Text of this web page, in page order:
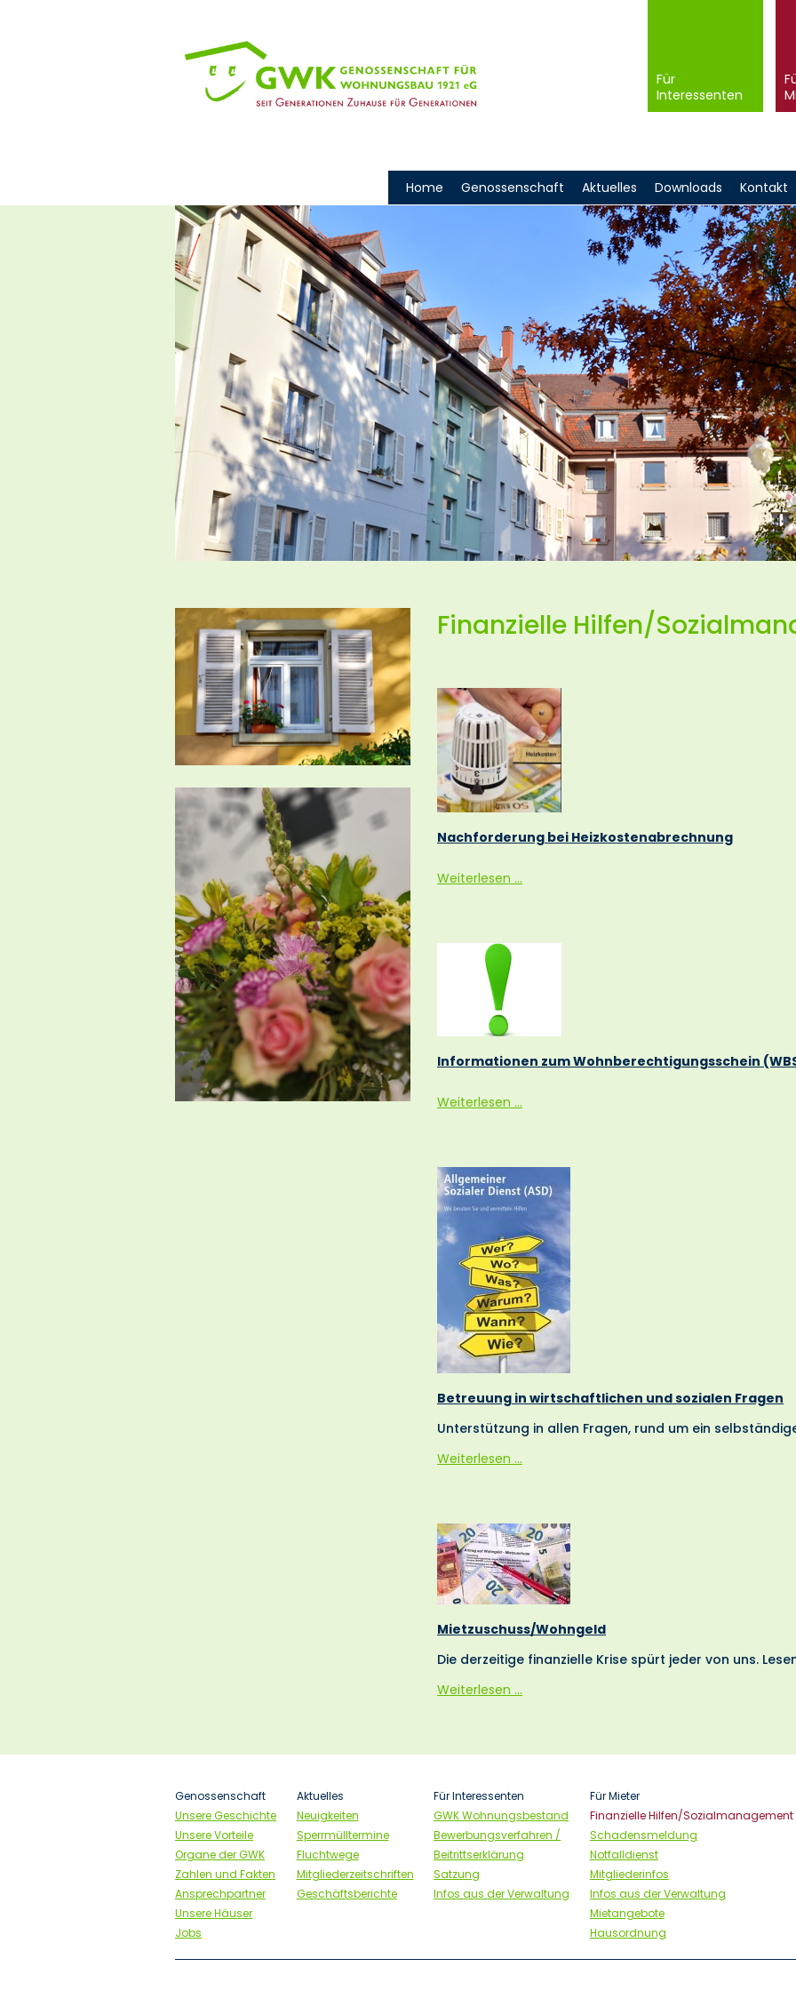
Für
Interessenten
Home Genossenschaft Aktuelles Downloads Kontakt
Finanzielle Hilfen/
Nachforderung bei Heizkostenabrechnung
Weiterlesen …
Informationen zum Wohnberechtigungsschein
Weiterlesen …
Betreuung in wirtschaftlichen und sozialen Fragen
Unterstützung in allen Fragen, rund um ein
Weiterlesen …
sozialen
Fragen
Mietzuschuss/Wohngeld
Die derzeitige finanzielle Krise spürt jeder von uns.
Weiterlesen …
Navigation
Genossenschaft
Unsere Geschichte
Unsere Vorteile
Organe der GWK
Zahlen und Fakten
Ansprechpartner
Unsere Häuser
Jobs
Aktuelles
Neuigkeiten
Sperrmülltermine
Fluchtwege
Mitgliederzeitschriften
Geschäftsberichte
Für Interessenten
GWK Wohnungsbestand
Bewerbungsverfahren /
Beitrittserklärung
Satzung
Infos aus der Verwaltung
Für Mieter
Finanzielle Hilfen/Sozialmanagement
Schadensmeldung
Notfalldienst
Mitgliederinfos
Infos aus der Verwaltung
Mietangebote
Hausordnung